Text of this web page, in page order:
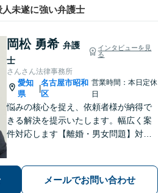
未遂に強い弁護士
岡松 勇希 弁護
士
インタビューを見
る
さんさん法律事務所
愛知
県
|
名古屋市昭和
区
営業時間：本日定休
日
悩みの核心を捉え、依頼者様が納得で
きる解決を提示いたします。幅広く案
件対応します【離婚・男女問題】対応
業展開できるよう、法律家の視点でサ
ポートします！【御器所駅／桜山駅徒
メールでお問い合わせ